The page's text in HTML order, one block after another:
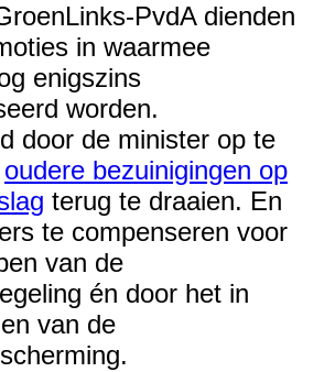
PvdA dienden
in waarmee
enigszins
worden.
door de minister op te
oudere bezuinigingen op
terug te draaien. En
te compenseren voor
van de
én door het in
van de